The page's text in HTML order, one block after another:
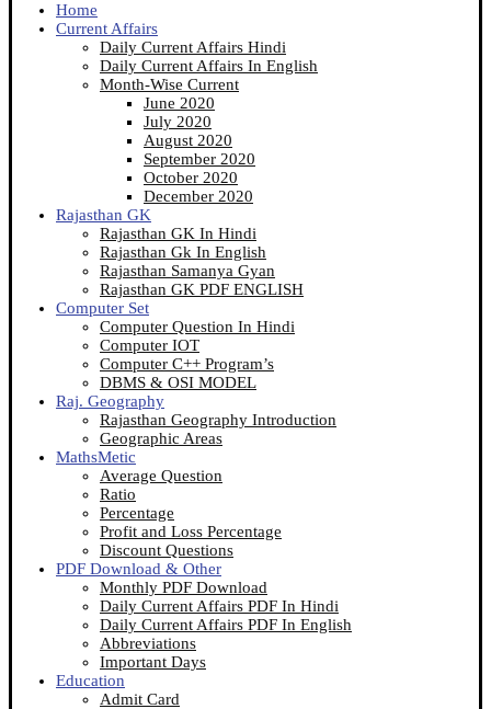
Home
Current Affairs
Daily Current Affairs Hindi
Daily Current Affairs In English
Month-Wise Current
June 2020
July 2020
August 2020
September 2020
October 2020
December 2020
Rajasthan GK
Rajasthan GK In Hindi
Rajasthan Gk In English
Rajasthan Samanya Gyan
Rajasthan GK PDF ENGLISH
Computer Set
Computer Question In Hindi
Computer IOT
Computer C++ Program’s
DBMS & OSI MODEL
Raj. Geography
Rajasthan Geography Introduction
Geographic Areas
MathsMetic
Average Question
Ratio
Percentage
Profit and Loss Percentage
Discount Questions
PDF Download & Other
Monthly PDF Download
Daily Current Affairs PDF In Hindi
Daily Current Affairs PDF In English
Abbreviations
Important Days
Education
Admit Card